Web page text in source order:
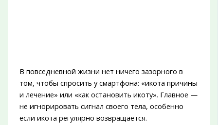
В повседневной жизни нет ничего зазорного в
том, чтобы спросить у смартфона: «икота причины
и лечение» или «как остановить икоту». Главное —
не игнорировать сигнал своего тела, особенно
если икота регулярно возвращается.